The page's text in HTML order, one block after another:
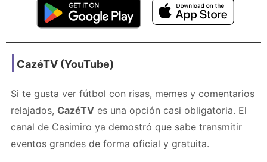
CazéTV (YouTube)
Si te gusta ver fútbol con risas, memes y comentarios
relajados, CazéTV es una opción casi obligatoria. El
canal de Casimiro ya demostró que sabe transmitir
eventos grandes de forma oficial y gratuita.